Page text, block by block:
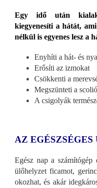
Egy idő után
kiegyenesíti a hátát,
nélkül is egyenes lesz a
Enyhíti a hát- és
Erősíti az izmokat
Csökkenti a
Megszünteti a
A csigolyák
AZ EGÉSZSÉGES
Egész nap a
ülőhelyzet ficamot,
okozhat, és akár